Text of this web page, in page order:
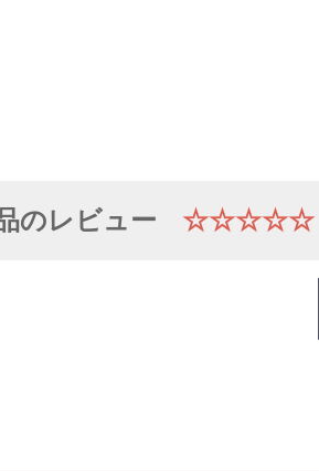
のレビュー ☆☆☆☆☆